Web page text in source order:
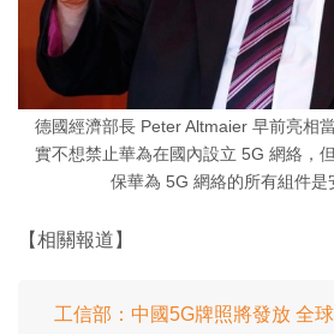
德國經濟部長 Peter Altmaier 早前亮相
實不想禁止華為在國內設立 5G 網絡，
保華為 5G 網絡的所有組件是
【相關報道】
工信部：中國5G牌照將發放 全